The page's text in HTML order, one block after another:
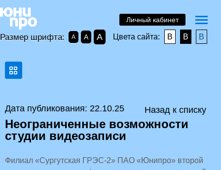
Размер шрифта: A A A Цвета сайта: B B B
Личный кабинет
Дата публикования: 22.10.25 Назад к списку
Неограниченные возможности
студии видеозаписи
Филиал «Сургутская ГРЭС-2» ПАО «Юнипро» второй